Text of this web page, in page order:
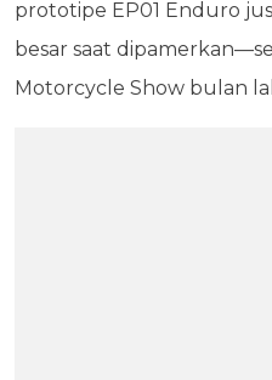
prototipe EP01 Enduro
besar saat
Motorcycle Show bulan